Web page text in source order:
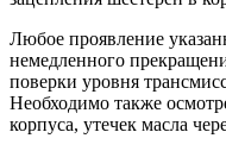
Любое проявление
немедленного
поверки уровня
Необходимо также
корпуса, утечек масла